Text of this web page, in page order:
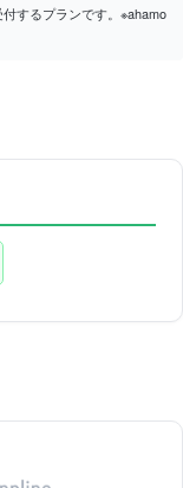
するプランです。※ahamo